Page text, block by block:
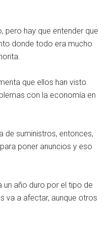
pero hay que entender que
donde todo era mucho
que ellos han visto
con la economía en
de suministros, entonces,
poner anuncios y eso
un año duro por el tipo de
va a afectar, aunque otros